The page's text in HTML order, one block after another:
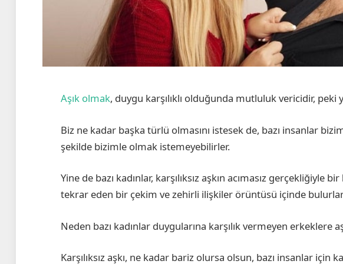
Aşık olmak, duygu karşılıklı olduğunda mutluluk vericidir, peki
Biz ne kadar başka türlü olmasını istesek de, bazı insanlar
şekilde bizimle olmak istemeyebilirler.
Yine de bazı kadınlar, karşılıksız aşkın acımasız
tekrar eden bir çekim ve zehirli ilişkiler örüntüsü içinde
Neden bazı kadınlar duygularına karşılık vermeyen erkeklere
Karşılıksız aşkı, ne kadar bariz olursa olsun, bazı insanlar için